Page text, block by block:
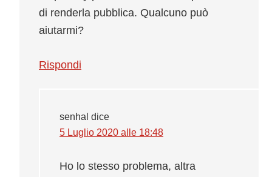
di renderla pubblica. Qualcuno può
aiutarmi?
Rispondi
senhal dice
5 Luglio 2020 alle 18:48
Ho lo stesso problema, altra